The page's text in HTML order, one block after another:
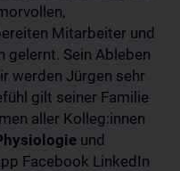
Mitarbeiter und
gelernt. Sein Ableben
werden Jürgen sehr
gilt seiner Familie
aller Kolleg:innen
und
Facebook LinkedIn